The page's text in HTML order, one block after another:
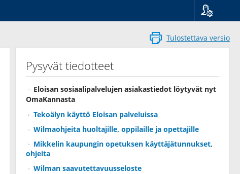
Suomi
Svenska
Tulostettava versio
Pysyvät tiedotteet
Eloisan sosiaalipalvelujen asiakastiedot löytyvät nyt
OmaKannasta
Tekoälyn käyttö Eloisan palveluissa
Wilmaohjeita huoltajille, oppilaille ja opettajille
Mikkelin kaupungin opetuksen käyttäjätunnukset,
ohjeita
Wilman saavutettavuusseloste